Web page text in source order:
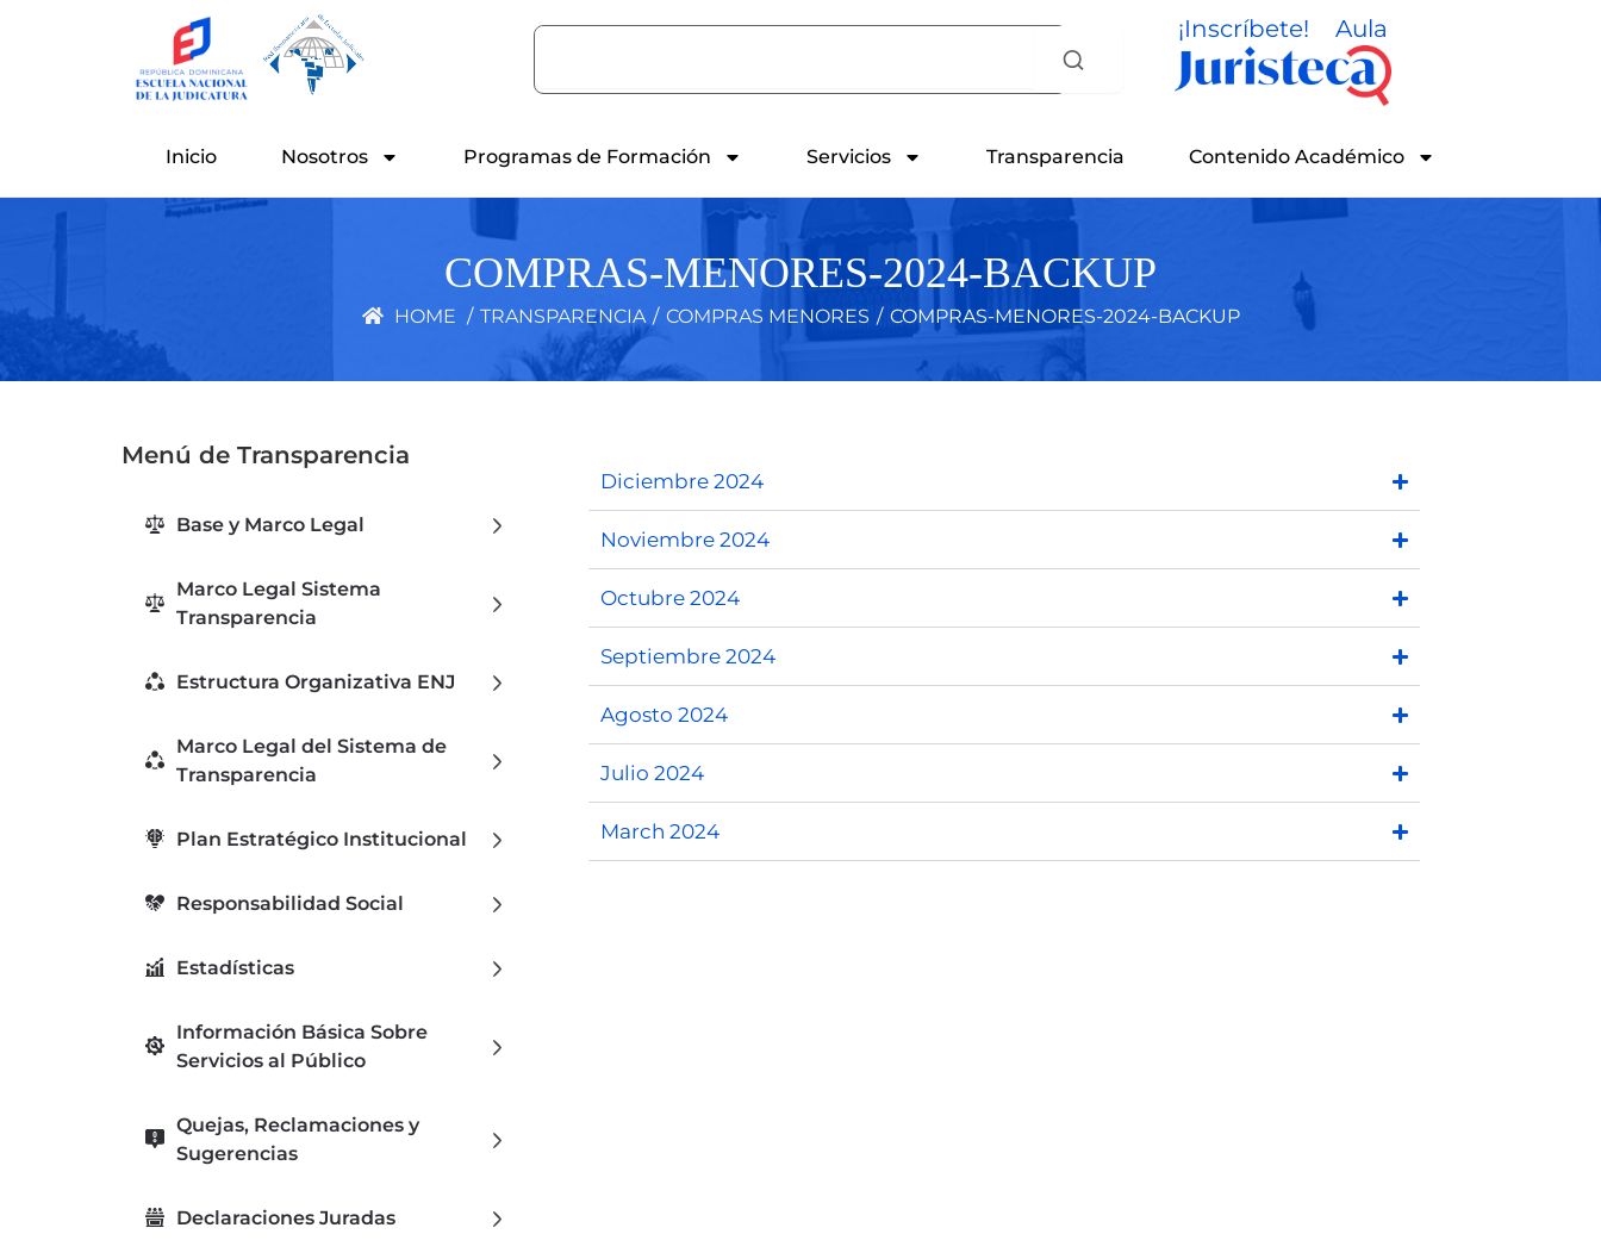
Search ¡Inscríbete! Aula
Inicio Nosotros Programas de Formación Servicios Transparencia Contenido Académico
COMPRAS-MENORES-2024-BACKUP
HOME / TRANSPARENCIA / COMPRAS MENORES / COMPRAS-MENORES-2024-BACKUP
Menú de Transparencia
Base y Marco Legal
Marco Legal Sistema
Transparencia
Estructura Organizativa ENJ
Marco Legal del Sistema de
Transparencia
Plan Estratégico Institucional
Responsabilidad Social
Estadísticas
Información Básica Sobre
Servicios al Público
Quejas, Reclamaciones y
Sugerencias
Declaraciones Juradas
Diciembre 2024
Noviembre 2024
Octubre 2024
Septiembre 2024
Agosto 2024
Julio 2024
March 2024